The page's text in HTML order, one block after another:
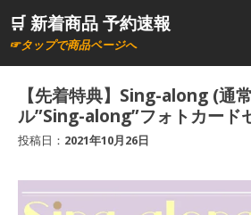
ン🛒 新着商品 予約速報
☞タップで商品ページへ
【先着特典】Sing-along (通
ル”Sing-along”フォトカード
投稿日： 2021年10月26日